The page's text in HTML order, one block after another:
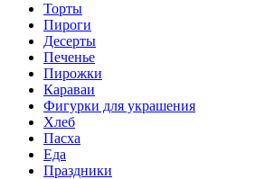
Торты
Пироги
Десерты
Печенье
Пирожки
Караваи
Фигурки для украшения
Хлеб
Пасха
Еда
Праздники